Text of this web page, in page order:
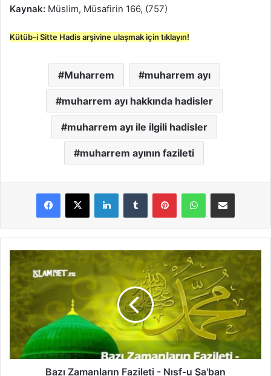
Kaynak: Müslim, Müsafirin 166, (757)
Kütüb-i Sitte Hadis arşivine ulaşmak için tıklayın!
Muharrem muharrem ayı
muharrem ayı hakkında hadisler
muharrem ayı ile ilgili hadisler
muharrem ayının fazileti
a
n
Bazı Zamanların Fazileti - Nısf-u Şa'ban